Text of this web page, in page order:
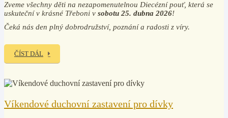
Zveme všechny děti na nezapomenutelnou Diecézní pouť, která se
uskuteční v krásné Třeboni v sobotu 25. dubna 2026!
Čeká nás den plný dobrodružství, poznání a radosti z víry.
ČÍST DÁL
Víkendové duchovní zastavení pro dívky